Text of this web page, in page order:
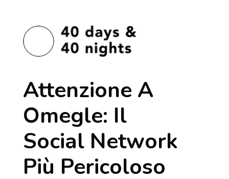
Attenzione A
Omegle: Il
Social Network
Più Pericoloso